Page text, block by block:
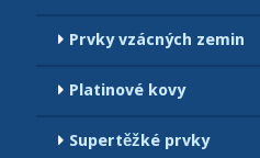
Prvky vzácných zemin
Platinové kovy
Supertěžké prvky